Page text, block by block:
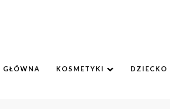
GŁÓWNA KOSMETYKI DZIECKO